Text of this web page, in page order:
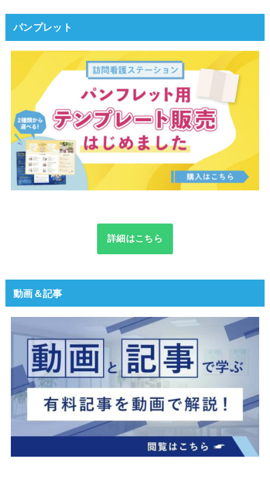
パンプレット
詳細はこちら
動画＆記事